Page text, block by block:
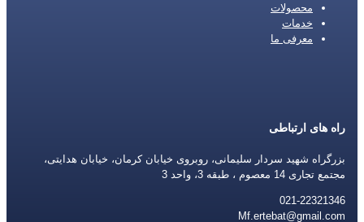
محصولات
خدمات
معرفی ما
راه های ارتباطی
بزرگراه شهید سردار سلیمانی، روبروی خیابان کرمان، خیابان هدایتی،
مجتمع تجاری 14 معصوم ، طبقه 3، واحد 3
021-22321346
Mf.ertebat@gmail.com